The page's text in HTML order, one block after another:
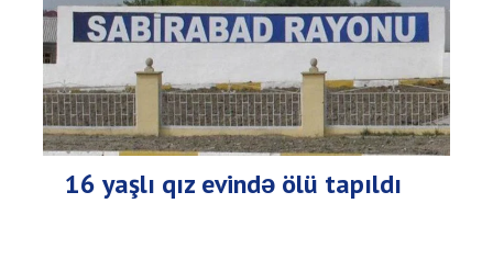
16 yaşlı qız evində ölü tapıldı